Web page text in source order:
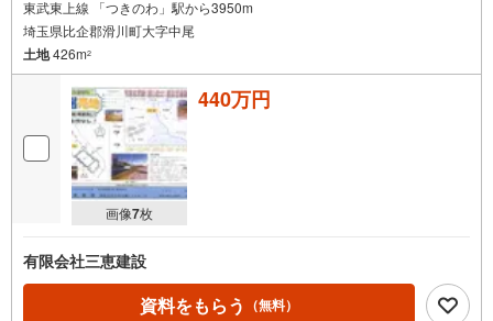
東武東上線 「つきのわ」駅から3950m
埼玉県比企郡滑川町大字中尾
土地426m2
画像7枚
440万円
有限会社三恵建設
資料をもらう （無料）